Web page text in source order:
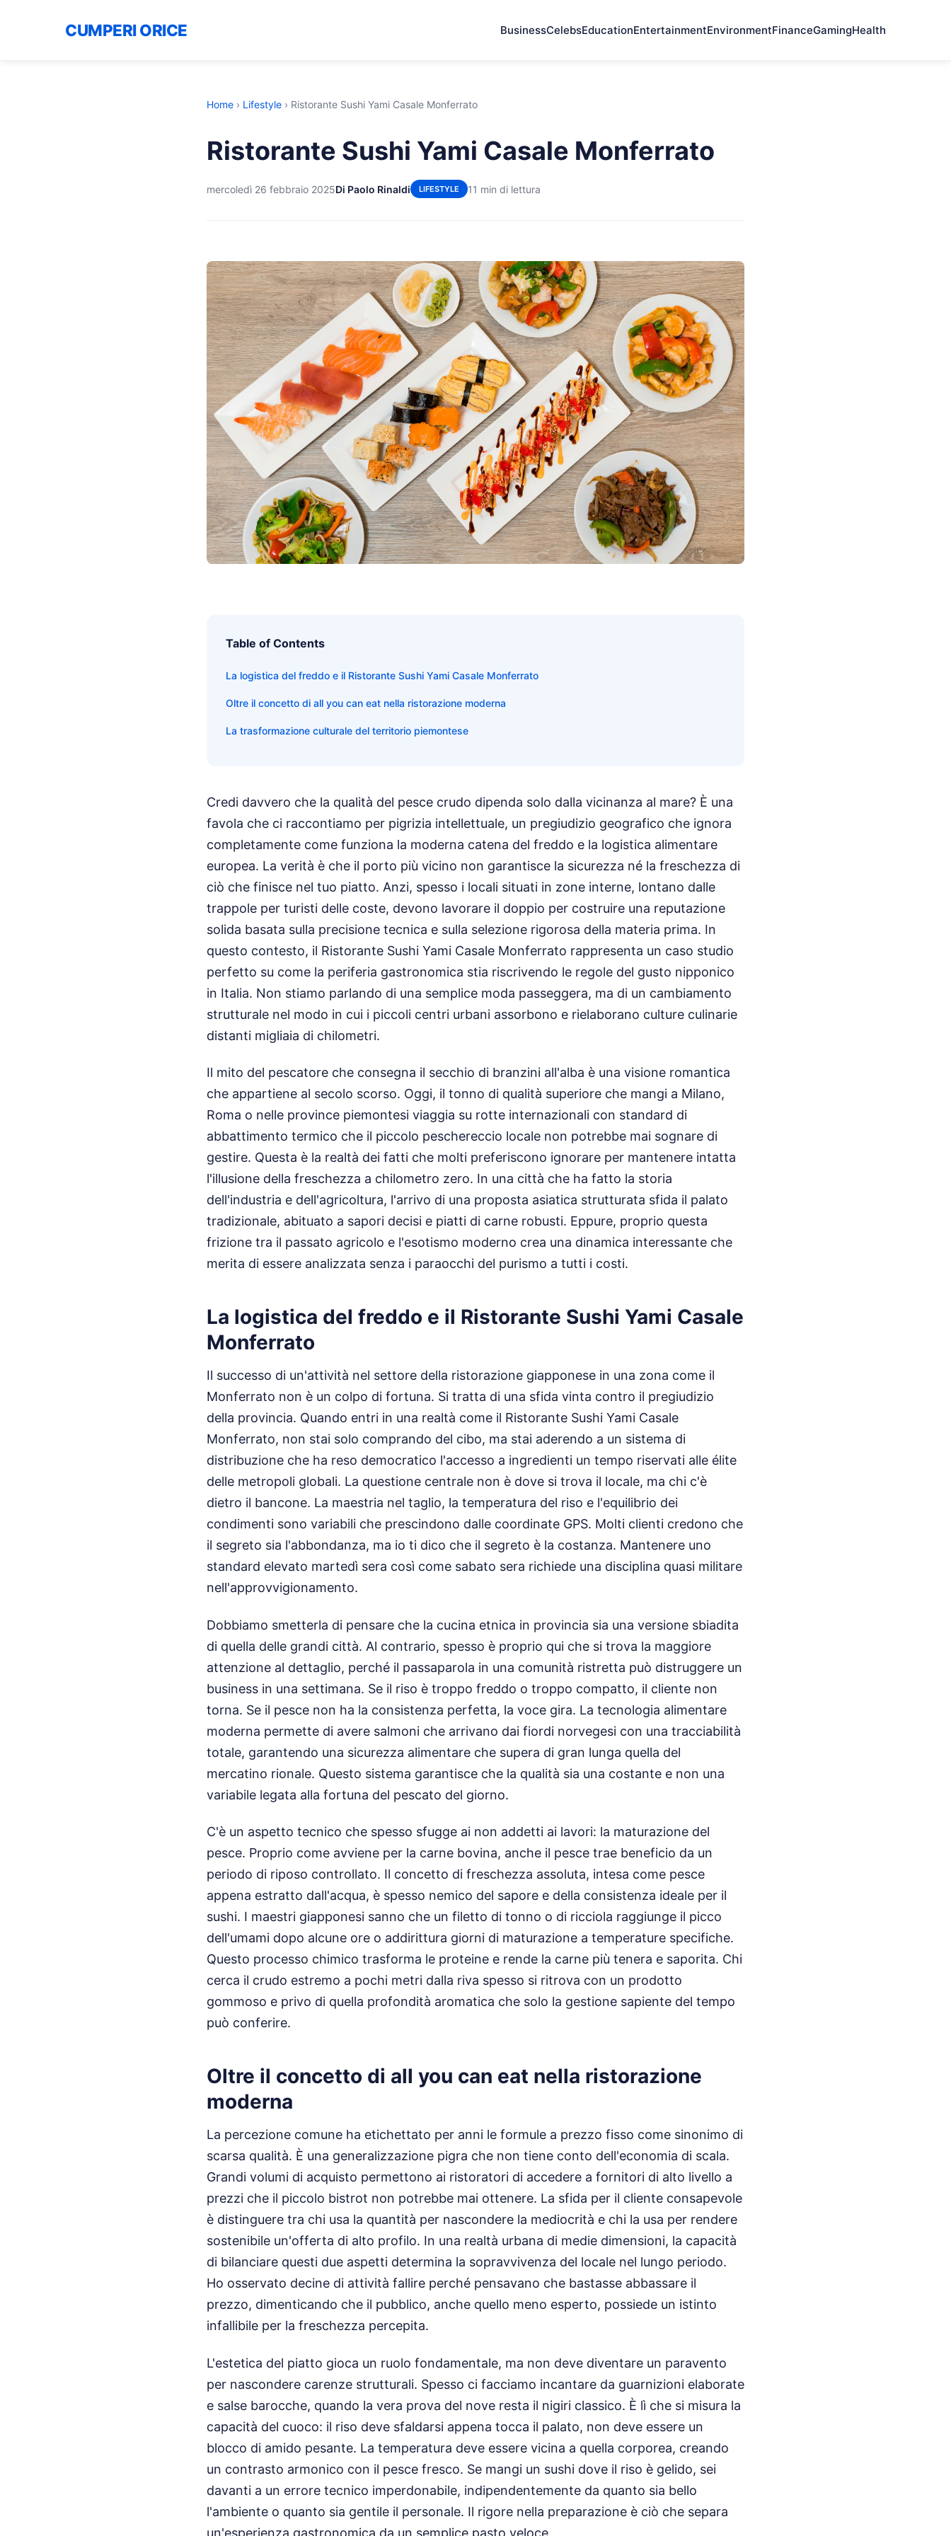
CUMPERI ORICE BusinessCelebsEducationEntertainmentEnvironmentFinanceGamingHealth
Home › Lifestyle › Ristorante Sushi Yami Casale Monferrato
Ristorante Sushi Yami Casale Monferrato
mercoledì 26 febbraio 2025Di Paolo Rinaldi LIFESTYLE 11 min di lettura
Table of Contents
La logistica del freddo e il Ristorante Sushi Yami Casale Monferrato
Oltre il concetto di all you can eat nella ristorazione moderna
La trasformazione culturale del territorio piemontese
Credi davvero che la qualità del pesce crudo dipenda solo dalla vicinanza al mare? È una
favola che ci raccontiamo per pigrizia intellettuale, un pregiudizio geografico che ignora
completamente come funziona la moderna catena del freddo e la logistica alimentare
europea. La verità è che il porto più vicino non garantisce la sicurezza né la freschezza di
ciò che finisce nel tuo piatto. Anzi, spesso i locali situati in zone interne, lontano dalle
trappole per turisti delle coste, devono lavorare il doppio per costruire una reputazione
solida basata sulla precisione tecnica e sulla selezione rigorosa della materia prima. In
questo contesto, il Ristorante Sushi Yami Casale Monferrato rappresenta un caso studio
perfetto su come la periferia gastronomica stia riscrivendo le regole del gusto nipponico
in Italia. Non stiamo parlando di una semplice moda passeggera, ma di un cambiamento
strutturale nel modo in cui i piccoli centri urbani assorbono e rielaborano culture culinarie
distanti migliaia di chilometri.
Il mito del pescatore che consegna il secchio di branzini all'alba è una visione romantica
che appartiene al secolo scorso. Oggi, il tonno di qualità superiore che mangi a Milano,
Roma o nelle province piemontesi viaggia su rotte internazionali con standard di
abbattimento termico che il piccolo peschereccio locale non potrebbe mai sognare di
gestire. Questa è la realtà dei fatti che molti preferiscono ignorare per mantenere intatta
l'illusione della freschezza a chilometro zero. In una città che ha fatto la storia
dell'industria e dell'agricoltura, l'arrivo di una proposta asiatica strutturata sfida il palato
tradizionale, abituato a sapori decisi e piatti di carne robusti. Eppure, proprio questa
frizione tra il passato agricolo e l'esotismo moderno crea una dinamica interessante che
merita di essere analizzata senza i paraocchi del purismo a tutti i costi.
La logistica del freddo e il Ristorante Sushi Yami Casale
Monferrato
Il successo di un'attività nel settore della ristorazione giapponese in una zona come il
Monferrato non è un colpo di fortuna. Si tratta di una sfida vinta contro il pregiudizio
della provincia. Quando entri in una realtà come il Ristorante Sushi Yami Casale
Monferrato, non stai solo comprando del cibo, ma stai aderendo a un sistema di
distribuzione che ha reso democratico l'accesso a ingredienti un tempo riservati alle élite
delle metropoli globali. La questione centrale non è dove si trova il locale, ma chi c'è
dietro il bancone. La maestria nel taglio, la temperatura del riso e l'equilibrio dei
condimenti sono variabili che prescindono dalle coordinate GPS. Molti clienti credono che
il segreto sia l'abbondanza, ma io ti dico che il segreto è la costanza. Mantenere uno
standard elevato martedì sera così come sabato sera richiede una disciplina quasi militare
nell'approvvigionamento.
Dobbiamo smetterla di pensare che la cucina etnica in provincia sia una versione sbiadita
di quella delle grandi città. Al contrario, spesso è proprio qui che si trova la maggiore
attenzione al dettaglio, perché il passaparola in una comunità ristretta può distruggere un
business in una settimana. Se il riso è troppo freddo o troppo compatto, il cliente non
torna. Se il pesce non ha la consistenza perfetta, la voce gira. La tecnologia alimentare
moderna permette di avere salmoni che arrivano dai fiordi norvegesi con una tracciabilità
totale, garantendo una sicurezza alimentare che supera di gran lunga quella del
mercatino rionale. Questo sistema garantisce che la qualità sia una costante e non una
variabile legata alla fortuna del pescato del giorno.
C'è un aspetto tecnico che spesso sfugge ai non addetti ai lavori: la maturazione del
pesce. Proprio come avviene per la carne bovina, anche il pesce trae beneficio da un
periodo di riposo controllato. Il concetto di freschezza assoluta, intesa come pesce
appena estratto dall'acqua, è spesso nemico del sapore e della consistenza ideale per il
sushi. I maestri giapponesi sanno che un filetto di tonno o di ricciola raggiunge il picco
dell'umami dopo alcune ore o addirittura giorni di maturazione a temperature specifiche.
Questo processo chimico trasforma le proteine e rende la carne più tenera e saporita. Chi
cerca il crudo estremo a pochi metri dalla riva spesso si ritrova con un prodotto
gommoso e privo di quella profondità aromatica che solo la gestione sapiente del tempo
può conferire.
Oltre il concetto di all you can eat nella ristorazione
moderna
La percezione comune ha etichettato per anni le formule a prezzo fisso come sinonimo di
scarsa qualità. È una generalizzazione pigra che non tiene conto dell'economia di scala.
Grandi volumi di acquisto permettono ai ristoratori di accedere a fornitori di alto livello a
prezzi che il piccolo bistrot non potrebbe mai ottenere. La sfida per il cliente consapevole
è distinguere tra chi usa la quantità per nascondere la mediocrità e chi la usa per rendere
sostenibile un'offerta di alto profilo. In una realtà urbana di medie dimensioni, la capacità
di bilanciare questi due aspetti determina la sopravvivenza del locale nel lungo periodo.
Ho osservato decine di attività fallire perché pensavano che bastasse abbassare il
prezzo, dimenticando che il pubblico, anche quello meno esperto, possiede un istinto
infallibile per la freschezza percepita.
L'estetica del piatto gioca un ruolo fondamentale, ma non deve diventare un paravento
per nascondere carenze strutturali. Spesso ci facciamo incantare da guarnizioni elaborate
e salse barocche, quando la vera prova del nove resta il nigiri classico. È lì che si misura la
capacità del cuoco: il riso deve sfaldarsi appena tocca il palato, non deve essere un
blocco di amido pesante. La temperatura deve essere vicina a quella corporea, creando
un contrasto armonico con il pesce fresco. Se mangi un sushi dove il riso è gelido, sei
davanti a un errore tecnico imperdonabile, indipendentemente da quanto sia bello
l'ambiente o quanto sia gentile il personale. Il rigore nella preparazione è ciò che separa
un'esperienza gastronomica da un semplice pasto veloce.